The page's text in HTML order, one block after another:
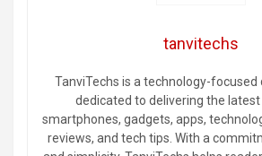
tanvitechs
TanviTechs is a technology-
dedicated to delivering the
smartphones, gadgets, apps,
reviews, and tech tips. With a